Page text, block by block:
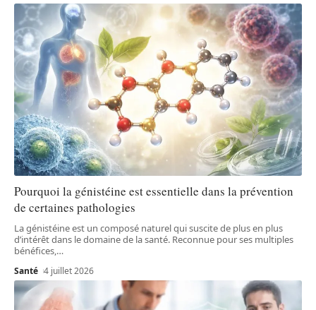
Pourquoi la génistéine est essentielle dans la prévention
de certaines pathologies
La génistéine est un composé naturel qui suscite de plus en plus
d’intérêt dans le domaine de la santé. Reconnue pour ses multiples
bénéfices,…
Santé 4 juillet 2026